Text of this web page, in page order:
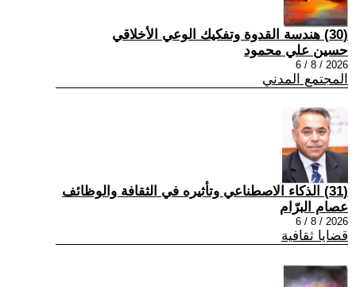
(30) هندسة القدوة وتفكيك الوعي الأخلاقي
حسين علي محمود
2026 / 8 / 6
المجتمع المدني
(31) الذكاء الاصطناعي وتأثيره في الثقافة والوظائف
عصام البرّام
2026 / 8 / 6
قضايا ثقافية